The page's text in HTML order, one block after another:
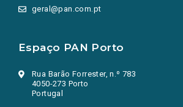
geral@pan.com.pt
Espaço PAN Porto
Rua Barão Forrester, n.º 783
4050-273 Porto
Portugal